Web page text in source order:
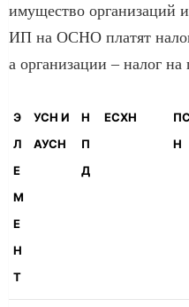
имущество организаций
ИП на ОСНО платят
а организации – налог
Э
Л
Е
М
Е
Н
Т
УСН И
АУСН
Н
П
Д
ЕСХН
ПС
Н